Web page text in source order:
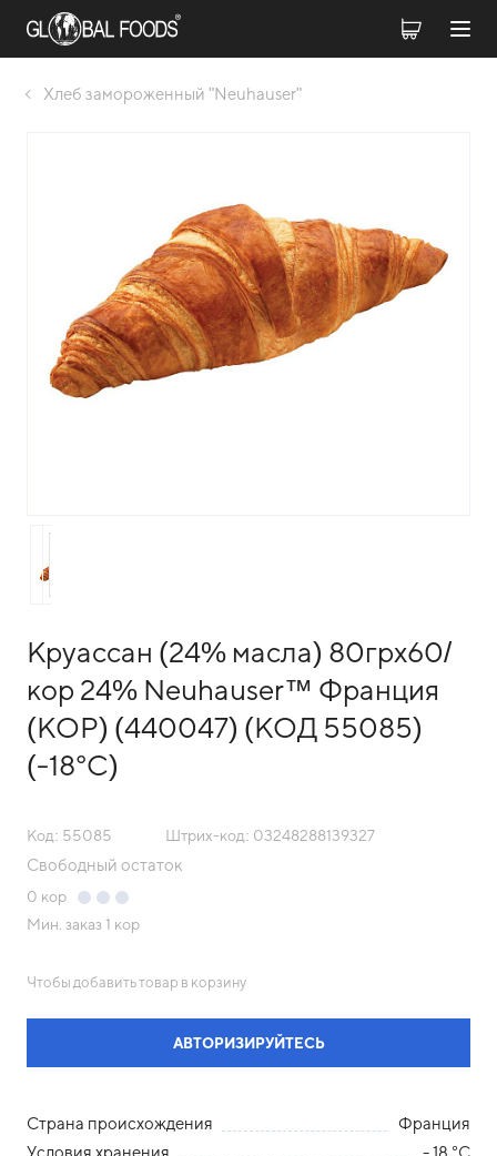
Хлеб замороженный "Neuhauser"
Круассан (24% масла) 80грх60/
кор 24% Neuhauser™ Франция
(КОР) (440047) (КОД 55085)
(-18°С)
Код: 55085 Штрих-код: 03248288139327
Свободный остаток
0 кор
Мин. заказ 1 кор
Чтобы добавить товар в корзину
АВТОРИЗИРУЙТЕСЬ
Страна происхождения
Франция